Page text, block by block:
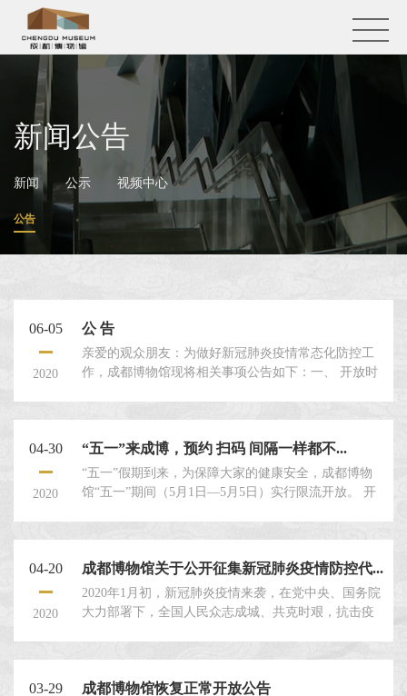
新闻公告
新闻 公示 视频中心
公告
06-05
2020
公 告
亲爱的观众朋友：为做好新冠肺炎疫情常态化防控工
作，成都博物馆现将相关事项公告如下：一、 开放时
防控需要按照上级要求和我馆实际另行确定限流措
施，并另行公告。三、
04-30
2020
“五一”来成博，预约 扫码 间隔一样都不...
“五一”假期到来，为保障大家的健康安全，成都博物
馆“五一”期间（5月1日—5月5日）实行限流开放。 开
1000人，馆内瞬间流量不超过500人
04-20
2020
成都博物馆关于公开征集新冠肺炎疫情防控代...
2020年1月初，新冠肺炎疫情来袭，在党中央、国务院
大力部署下，全国人民众志成城、共克时艰，抗击疫
供相关见证物或征集线索。
03-29 成都博物馆恢复正常开放公告